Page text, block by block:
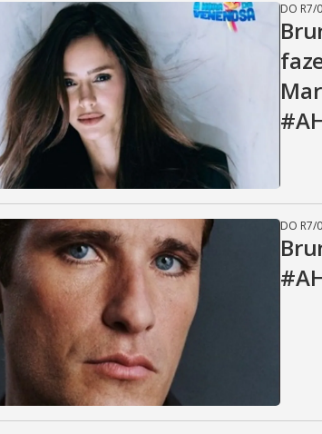
DO R7/
DO R7/